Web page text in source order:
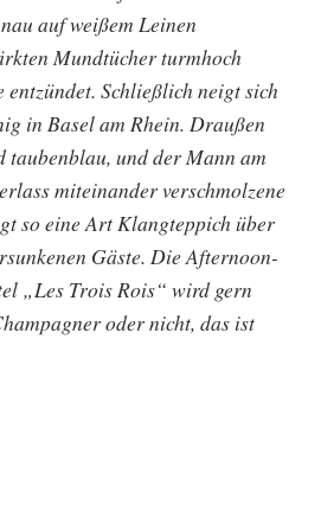
auf weißem Leinen
Mundtücher turmhoch
Schließlich neigt sich
in Basel am Rhein. Draußen
und der Mann am
miteinander verschmolzene
so eine Art Klangteppich über
Gäste. Die Afternoon-
„Les Trois Rois“ wird gern
oder nicht, das ist